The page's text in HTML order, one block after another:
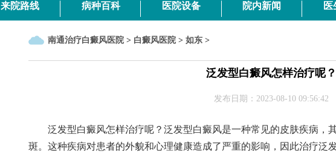
来院路线 病种百科 医院设备 院内新闻 医
南通治疗白癜风医院> 白癜风医院> 如东>
泛发型白癜风怎样治疗呢？
发布日期：2023-08-10 09:56:42
泛发型白癜风怎样治疗呢？泛发型白癜风是一种常见的皮肤疾病，
斑。这种疾病对患者的外貌和心理健康造成了严重的影响，因此治疗泛